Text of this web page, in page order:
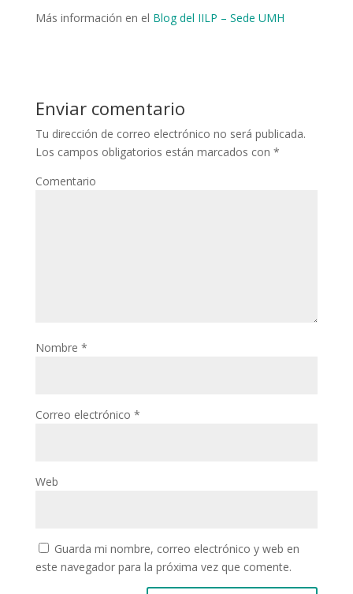
Más información en el Blog del IILP – Sede UMH
Enviar comentario
Tu dirección de correo electrónico no será publicada.
Los campos obligatorios están marcados con *
Comentario
Nombre *
Correo electrónico *
Web
Guarda mi nombre, correo electrónico y web en
este navegador para la próxima vez que comente.